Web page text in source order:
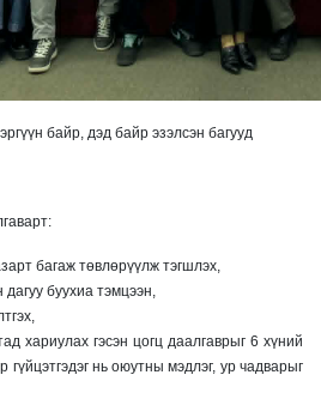
байр, дэд байр эзэлсэн багууд
багаж төвлөрүүлж тэгшлэх,
буухиа тэмцээн,
хариулах гэсэн цогц даалгаврыг 6 хүний
гүйцэтгэдэг нь оюутны мэдлэг, ур чадварыг